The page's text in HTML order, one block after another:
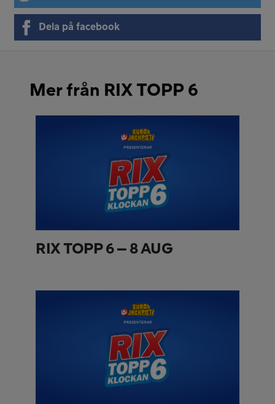
Dela på facebook
Mer från RIX TOPP 6
RIX TOPP 6 – 8 AUG